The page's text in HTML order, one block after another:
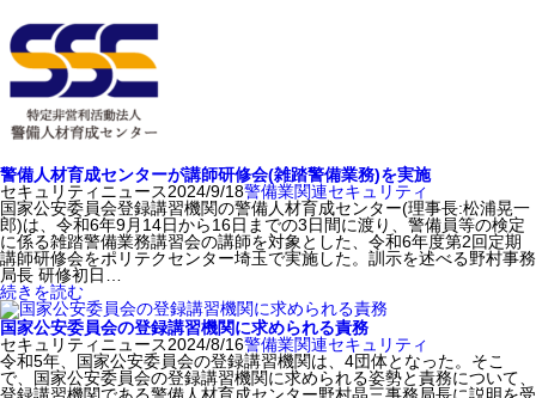
警備人材育成センターが講師研修会(雑踏警備業務)を実施
セキュリティニュース2024/9/18警備業関連セキュリティ
国家公安委員会登録講習機関の警備人材育成センター(理事長:松浦晃一
郎)は、令和6年9月14日から16日までの3日間に渡り、警備員等の検定
に係る雑踏警備業務講習会の講師を対象とした、令和6年度第2回定期
講師研修会をポリテクセンター埼玉で実施した。訓示を述べる野村事務
局長 研修初日…
続きを読む
国家公安委員会の登録講習機関に求められる責務
セキュリティニュース2024/8/16警備業関連セキュリティ
令和5年、国家公安委員会の登録講習機関は、4団体となった。そこ
で、国家公安委員会の登録講習機関に求められる姿勢と責務について、